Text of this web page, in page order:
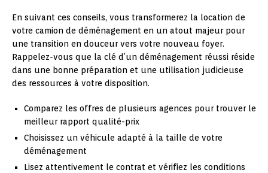
En suivant ces conseils, vous transformerez la location de
votre camion de déménagement en un atout majeur pour
une transition en douceur vers votre nouveau foyer.
Rappelez-vous que la clé d’un déménagement réussi réside
dans une bonne préparation et une utilisation judicieuse
des ressources à votre disposition.
Comparez les offres de plusieurs agences pour trouver le
meilleur rapport qualité-prix
Choisissez un véhicule adapté à la taille de votre
déménagement
Lisez attentivement le contrat et vérifiez les conditions